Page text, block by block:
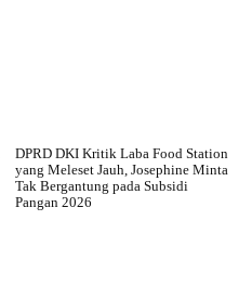
DPRD DKI Kritik Laba Food Station
yang Meleset Jauh, Josephine Minta
Tak Bergantung pada Subsidi
Pangan 2026